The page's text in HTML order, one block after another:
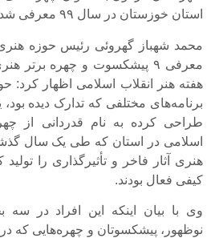
استان خوزستان در سال ۹۹ معرفی شدند.
محمد شهباز گهروئی رئیس حوزه
معرفی ۹ پیشکسوت و چهره‌
هفته هنر انقلاب اسلامی اظهار کرد:
برنامه‌های مختلفی که تدارک دیده
طراحی کرده به نام قدردانی از
اسلامی در استان که طی یک سال
هنری آثار فاخر و تأثیرگذاری را
کیفی فعال بودند.
وی با بیان اینکه این افراد در
نوظهور، پیشکسوتان و چهره‌هایی که